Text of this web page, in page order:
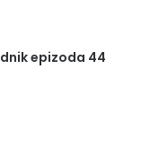
epizoda 44